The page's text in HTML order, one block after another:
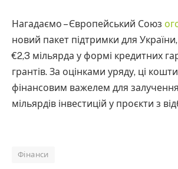
Нагадаємо – Європейський Союз
новий пакет підтримки для
€2,3 мільярда у формі кредитних
грантів. За оцінками уряду, ці
фінансовим важелем для
мільярдів інвестицій у проєкти з
Фінанси